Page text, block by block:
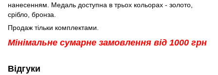
нанесенням. Медаль доступна в трьох кольорах - золото,
срібло, бронза.
Продаж тільки комплектами.
Мінімальне сумарне замовлення від 1000 грн
Відгуки